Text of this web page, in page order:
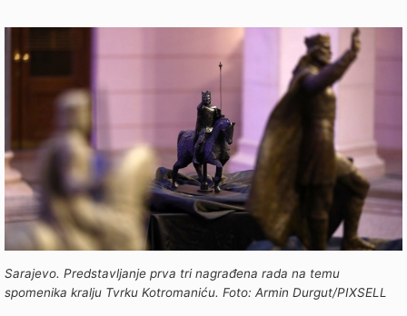
Sarajevo. Predstavljanje prva tri nagrađena rada na temu
spomenika kralju Tvrku Kotromaniću. Foto: Armin Durgut/PIXSELL